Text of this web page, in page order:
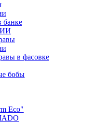
банке
в фасовке
бобы
Eco"